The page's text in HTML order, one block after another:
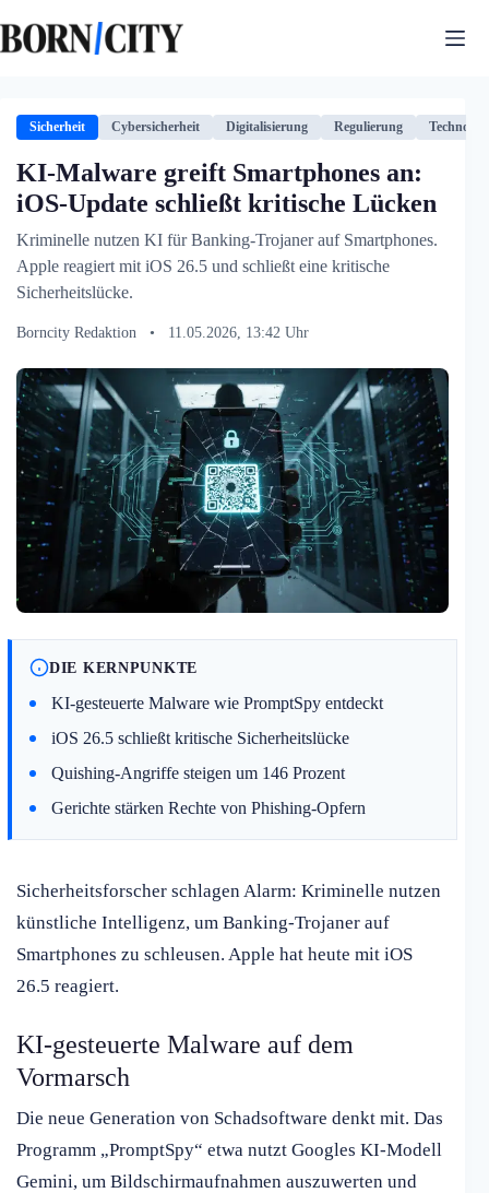
Inhalt
springen
Sicherheit Cybersicherheit Digitalisierung Regulierung
KI-Malware greift Smartphones an:
iOS-Update schließt kritische Lücken
Kriminelle nutzen KI für Banking-Trojaner auf Smartphones.
Apple reagiert mit iOS 26.5 und schließt eine kritische
Sicherheitslücke.
Borncity Redaktion • 11.05.2026, 13:42 Uhr
DIE KERNPUNKTE
KI-gesteuerte Malware wie PromptSpy entdeckt
iOS 26.5 schließt kritische Sicherheitslücke
Quishing-Angriffe steigen um 146 Prozent
Gerichte stärken Rechte von Phishing-Opfern
Sicherheitsforscher schlagen Alarm: Kriminelle nutzen
künstliche Intelligenz, um Banking-Trojaner auf
Smartphones zu schleusen. Apple hat heute mit iOS
26.5 reagiert.
KI-gesteuerte Malware auf dem
Vormarsch
Die neue Generation von Schadsoftware denkt mit. Das
Programm „PromptSpy“ etwa nutzt Googles KI-Modell
Gemini, um Bildschirmaufnahmen auszuwerten und